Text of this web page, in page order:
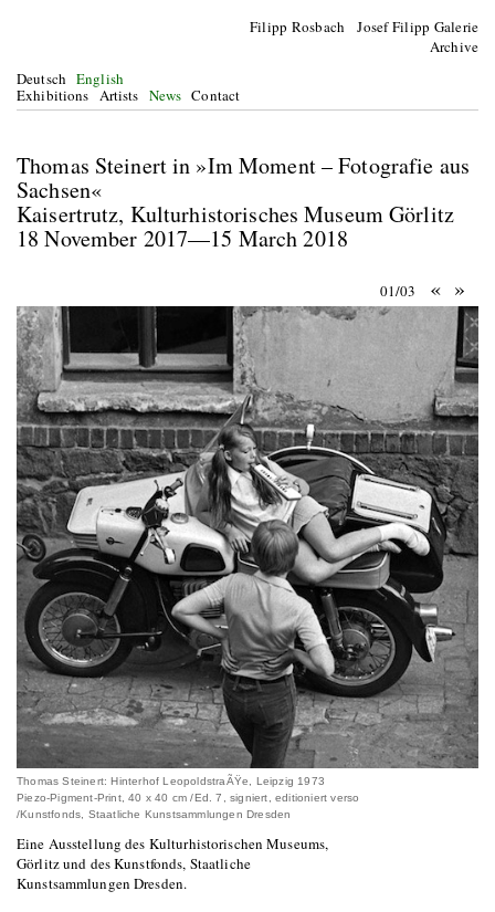
Filipp Rosbach Josef Filipp Galerie
Archive
Deutsch English
Exhibitions Artists News Contact
Thomas Steinert in »Im Moment – Fotografie aus
Sachsen«
Kaisertrutz, Kulturhistorisches Museum Görlitz
18 November 2017—15 March 2018
01/03 « »
Thomas Steinert: Hinterhof LeopoldstraÃŸe, Leipzig 1973
Piezo-Pigment-Print, 40 x 40 cm /Ed. 7, signiert, editioniert verso
/Kunstfonds, Staatliche Kunstsammlungen Dresden
Eine Ausstellung des Kulturhistorischen Museums,
Görlitz und des Kunstfonds, Staatliche
Kunstsammlungen Dresden.